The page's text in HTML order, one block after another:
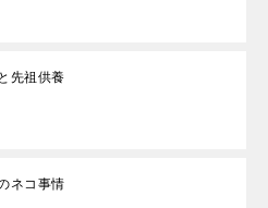
先祖供養
ネコ事情